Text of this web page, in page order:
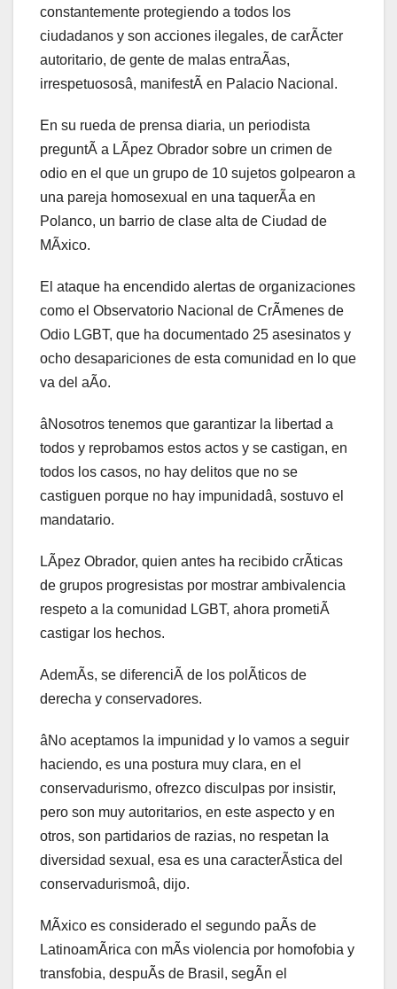
constantemente protegiendo a todos los
ciudadanos y son acciones ilegales, de carÃcter
autoritario, de gente de malas entraÃas,
irrespetuososâ, manifestÃ en Palacio Nacional.
En su rueda de prensa diaria, un periodista
preguntÃ a LÃpez Obrador sobre un crimen de
odio en el que un grupo de 10 sujetos golpearon a
una pareja homosexual en una taquerÃa en
Polanco, un barrio de clase alta de Ciudad de
MÃxico.
El ataque ha encendido alertas de organizaciones
como el Observatorio Nacional de CrÃmenes de
Odio LGBT, que ha documentado 25 asesinatos y
ocho desapariciones de esta comunidad en lo que
va del aÃo.
âNosotros tenemos que garantizar la libertad a
todos y reprobamos estos actos y se castigan, en
todos los casos, no hay delitos que no se
castiguen porque no hay impunidadâ, sostuvo el
mandatario.
LÃpez Obrador, quien antes ha recibido crÃticas
de grupos progresistas por mostrar ambivalencia
respeto a la comunidad LGBT, ahora prometiÃ
castigar los hechos.
AdemÃs, se diferenciÃ de los polÃticos de
derecha y conservadores.
âNo aceptamos la impunidad y lo vamos a seguir
haciendo, es una postura muy clara, en el
conservadurismo, ofrezco disculpas por insistir,
pero son muy autoritarios, en este aspecto y en
otros, son partidarios de razias, no respetan la
diversidad sexual, esa es una caracterÃstica del
conservadurismoâ, dijo.
MÃxico es considerado el segundo paÃs de
LatinoamÃrica con mÃs violencia por homofobia y
transfobia, despuÃs de Brasil, segÃn el